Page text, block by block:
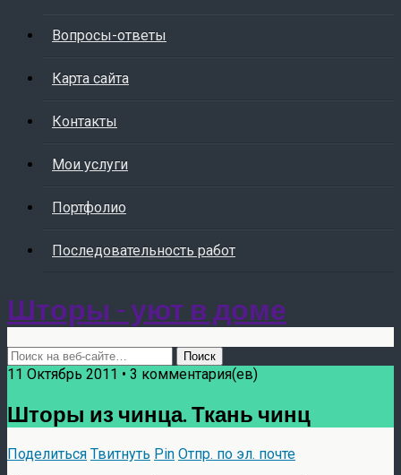
Вопросы-ответы
Карта сайта
Контакты
Мои услуги
Портфолио
Последовательность работ
Шторы - уют в доме
11 Октябрь 2011 • 3 комментария(ев)
Шторы из чинца. Ткань чинц
Поделиться Твитнуть Pin Отпр. по эл. почте